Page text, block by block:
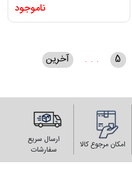
ناموجود
5
. . . آخرین
امکان مرجوع کالا
ارسال سریع
سفارشات